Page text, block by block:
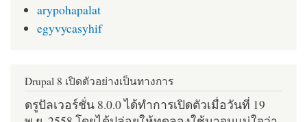
arypohapalat
egyvycasyhif
Drupal 8 เปิดตัวอย่างเป็นทางการ
ดรูปัลเวอร์ชั่น 8.0.0 ได้ทำการเปิดตัวเมื่อวันที่ 19